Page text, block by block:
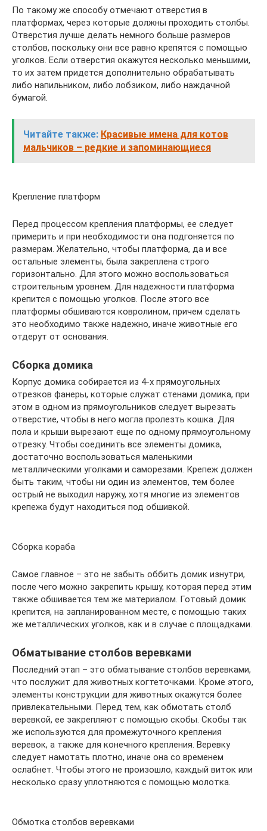
По такому же способу отмечают отверстия в
платформах, через которые должны проходить столбы.
Отверстия лучше делать немного больше размеров
столбов, поскольку они все равно крепятся с помощью
уголков. Если отверстия окажутся несколько меньшими,
то их затем придется дополнительно обрабатывать
либо напильником, либо лобзиком, либо наждачной
бумагой.
Читайте также: Красивые имена для котов
мальчиков – редкие и запоминающиеся
Крепление платформ
Перед процессом крепления платформы, ее следует
примерить и при необходимости она подгоняется по
размерам. Желательно, чтобы платформа, да и все
остальные элементы, была закреплена строго
горизонтально. Для этого можно воспользоваться
строительным уровнем. Для надежности платформа
крепится с помощью уголков. После этого все
платформы обшиваются ковролином, причем сделать
это необходимо также надежно, иначе животные его
отдерут от основания.
Сборка домика
Корпус домика собирается из 4-х прямоугольных
отрезков фанеры, которые служат стенами домика, при
этом в одном из прямоугольников следует вырезать
отверстие, чтобы в него могла пролезть кошка. Для
пола и крыши вырезают еще по одному прямоугольному
отрезку. Чтобы соединить все элементы домика,
достаточно воспользоваться маленькими
металлическими уголками и саморезами. Крепеж должен
быть таким, чтобы ни один из элементов, тем более
острый не выходил наружу, хотя многие из элементов
крепежа будут находиться под обшивкой.
Сборка кораба
Самое главное – это не забыть оббить домик изнутри,
после чего можно закрепить крышу, которая перед этим
также обшивается тем же материалом. Готовый домик
крепится, на запланированном месте, с помощью таких
же металлических уголков, как и в случае с площадками.
Обматывание столбов веревками
Последний этап – это обматывание столбов веревками,
что послужит для животных когтеточками. Кроме этого,
элементы конструкции для животных окажутся более
привлекательными. Перед тем, как обмотать столб
веревкой, ее закрепляют с помощью скобы. Скобы так
же используются для промежуточного крепления
веревок, а также для конечного крепления. Веревку
следует намотать плотно, иначе она со временем
ослабнет. Чтобы этого не произошло, каждый виток или
несколько сразу уплотняются с помощью молотка.
Обмотка столбов веревками